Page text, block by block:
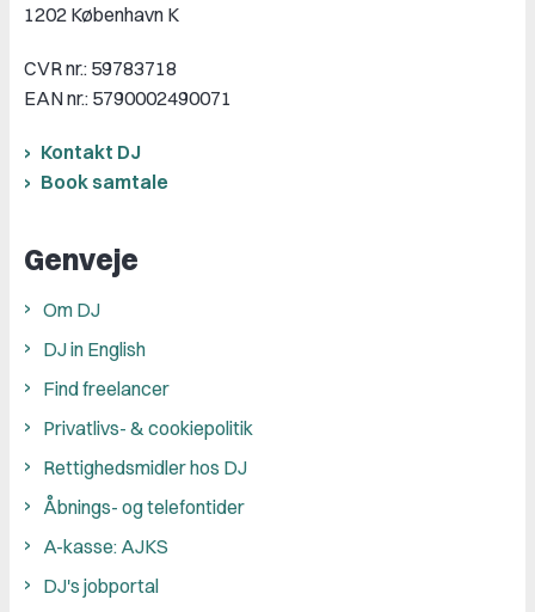
1202 København K
CVR nr.: 59783718
EAN nr.: 5790002490071
Kontakt DJ
Book samtale
Genveje
Om DJ
DJ in English
Find freelancer
Privatlivs- & cookiepolitik
Rettighedsmidler hos DJ
Åbnings- og telefontider
A-kasse: AJKS
DJ's jobportal